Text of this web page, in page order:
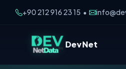
+90 212 916 23 15 •
DevNet